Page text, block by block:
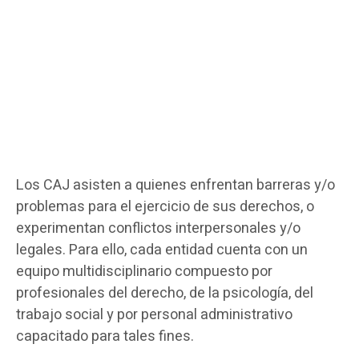
Los CAJ asisten a quienes enfrentan barreras y/o
problemas para el ejercicio de sus derechos, o
experimentan conflictos interpersonales y/o
legales. Para ello, cada entidad cuenta con un
equipo multidisciplinario compuesto por
profesionales del derecho, de la psicología, del
trabajo social y por personal administrativo
capacitado para tales fines.